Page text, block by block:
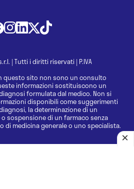
| Tutti i diritti riservati | P.IVA
questo sito non sono un consulto
informazioni sostituiscono un
formulata dal medico. Non si
disponibili come suggerimenti
la determinazione di un
sospensione di un farmaco senza
di medicina generale o uno specialista.